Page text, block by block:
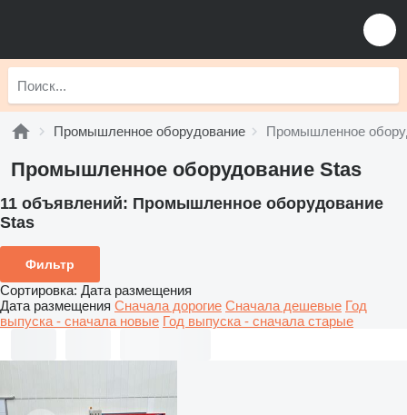
Промышленное оборудование Промышленное
Промышленное оборудование Stas
11 объявлений: Промышленное оборудование
Stas
Фильтр
Сортировка: Дата размещения
Дата размещения Сначала дорогие Сначала дешевые Год
выпуска - сначала новые Год выпуска - сначала старые